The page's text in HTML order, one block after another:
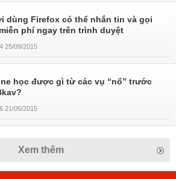
dùng Firefox có thể nhắn tin và gọi
phí ngay trên trình duyệt
25/09/2015
học được gì từ các vụ “nổ” trước
21/05/2015
Xem thêm